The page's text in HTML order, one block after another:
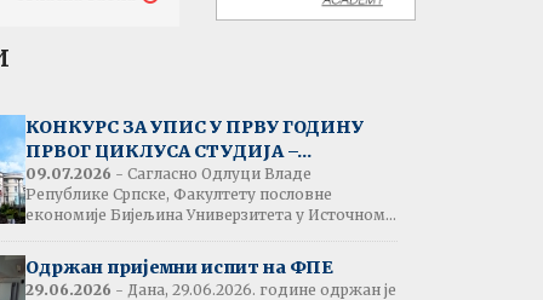
пословно
- 07.07.2026
испита:
трговина
- 07.07.2026
КОНКУРС ЗА УПИС У ПРВУ ГОДИНУ
ПРВОГ ЦИКЛУСА СТУДИЈА –...
09.07.2026 - Сагласно Одлуци Владе
Републике Српске, Факултету пословне
економије Бијељина Универзитета у Источном...
Одржан пријемни испит на ФПЕ
29.06.2026 - Дана, 29.06.2026. године одржан је